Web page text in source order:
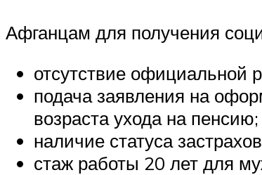
Афганцам для получения
отсутствие официальной
подача заявления на
возраста ухода на пенсию;
наличие статуса
стаж работы 20 лет для